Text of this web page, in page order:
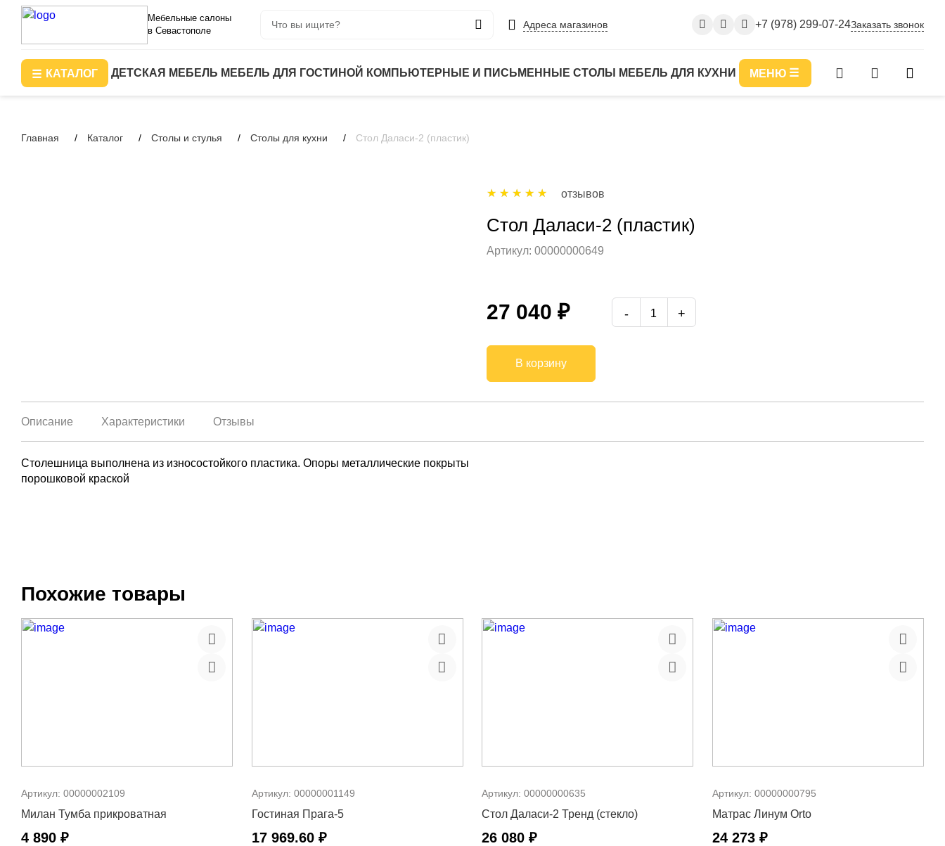
Мебельные салоны
в Севастополе
Адреса магазинов +7 (978) 299-07-24Заказать звонок
КАТАЛОГ ДЕТСКАЯ МЕБЕЛЬ МЕБЕЛЬ ДЛЯ ГОСТИНОЙ КОМПЬЮТЕРНЫЕ И ПИСЬМЕННЫЕ СТОЛЫ МЕБЕЛЬ ДЛЯ КУХНИ МЕНЮ
Главная Каталог Столы и стулья Столы для кухни Стол Даласи-2 (пластик)
отзывов
Стол Даласи-2 (пластик)
Артикул: 00000000649
27 040 ₽
В корзину
Описание Характеристики Отзывы
Столешница выполнена из износостойкого пластика. Опоры металлические покрыты
порошковой краской
Похожие товары
Артикул: 00000002109
Милан Тумба прикроватная
4 890 ₽
Артикул: 00000001149
Гостиная Прага-5
17 969.60 ₽
Артикул:00000000635
Стол Даласи-2 Тренд (стекло)
26 080 ₽
Артикул: 00000000795
Матрас Линум Оrto
24 273 ₽